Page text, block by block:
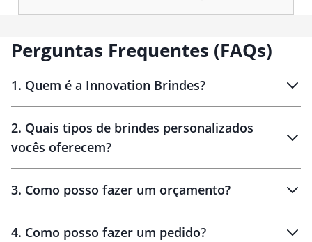
Perguntas Frequentes (FAQs)
1. Quem é a Innovation Brindes?
Brindes personalizados
2. Quais tipos de brindes personalizados
vocês oferecem?
personalizados
3. Como posso fazer um orçamento?
4. Como posso fazer um pedido?